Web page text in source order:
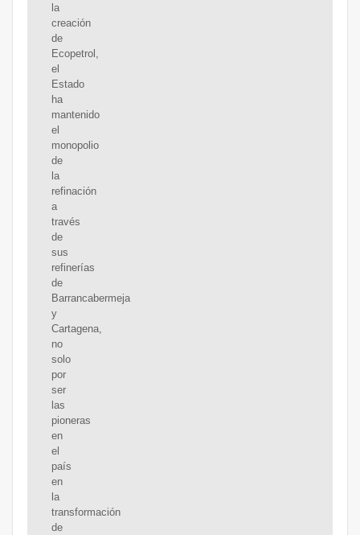
la
creación
de
Ecopetrol,
el
Estado
ha
mantenido
el
monopolio
de
la
refinación
a
través
de
sus
refinerías
de
Barrancabermeja
y
Cartagena,
no
solo
por
ser
las
pioneras
en
el
país
en
la
transformación
de